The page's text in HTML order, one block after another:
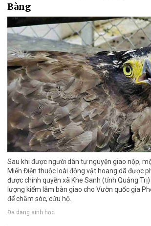
Bàng
Sau khi được người dân tự nguyện giao nộp,
Miến Điện thuộc loài động vật hoang dã được
được chính quyền xã Khe Sanh (tỉnh Quảng
lượng kiểm lâm bàn giao cho Vườn quốc gia
để chăm sóc, cứu hộ.
Đa dạng sinh học